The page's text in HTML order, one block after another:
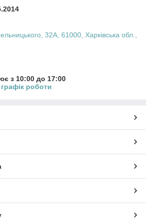
32А, 61000, Харківська обл.,
з 10:00 до 17:00
роботи